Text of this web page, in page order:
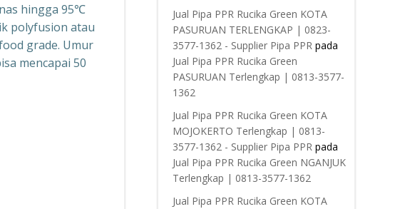
hingga 95℃
polyfusion atau
grade. Umur
mencapai 50
Jual Pipa PPR Rucika Green KOTA
PASURUAN TERLENGKAP | 0823-
3577-1362 - Supplier Pipa PPRpada
Jual Pipa PPR Rucika Green
PASURUAN Terlengkap | 0813-3577-
1362
Jual Pipa PPR Rucika Green KOTA
MOJOKERTO Terlengkap | 0813-
3577-1362 - Supplier Pipa PPRpada
Jual Pipa PPR Rucika Green NGANJUK
Terlengkap | 0813-3577-1362
Jual Pipa PPR Rucika Green KOTA